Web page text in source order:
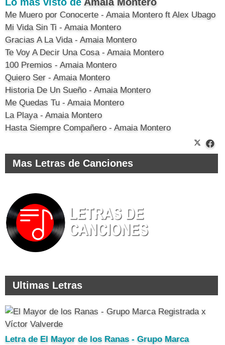
Me Muero por Conocerte - Amaia Montero ft Alex Ubago
Mi Vida Sin Ti - Amaia Montero
Gracias A La Vida - Amaia Montero
Te Voy A Decir Una Cosa - Amaia Montero
100 Premios - Amaia Montero
Quiero Ser - Amaia Montero
Historia De Un Sueño - Amaia Montero
Me Quedas Tu - Amaia Montero
La Playa - Amaia Montero
Hasta Siempre Compañero - Amaia Montero
Mas Letras de Canciones
Ultimas Letras
Letra de El Mayor de los Ranas - Grupo Marca